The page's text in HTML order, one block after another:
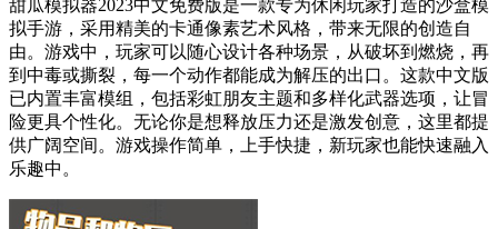
甜瓜模拟器2023中文免费版是一款专为休闲玩家打造的沙盒模
拟手游，采用精美的卡通像素艺术风格，带来无限的创造自
由。游戏中，玩家可以随心设计各种场景，从破坏到燃烧，再
到中毒或撕裂，每一个动作都能成为解压的出口。这款中文版
已内置丰富模组，包括彩虹朋友主题和多样化武器选项，让冒
险更具个性化。无论你是想释放压力还是激发创意，这里都提
供广阔空间。游戏操作简单，上手快捷，新玩家也能快速融入
乐趣中。